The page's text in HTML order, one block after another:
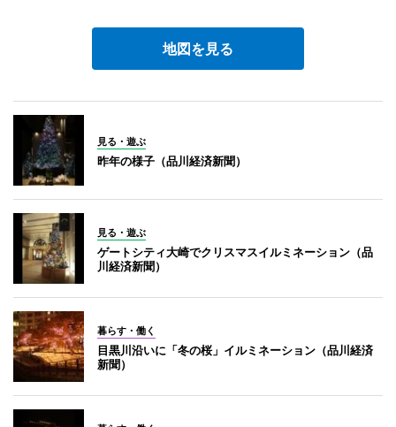
地図を見る
見る・遊ぶ
昨年の様子（品川経済新聞）
見る・遊ぶ
ゲートシティ大崎でクリスマスイルミネーション（品
川経済新聞）
暮らす・働く
目黒川沿いに「冬の桜」イルミネーション（品川経済
新聞）